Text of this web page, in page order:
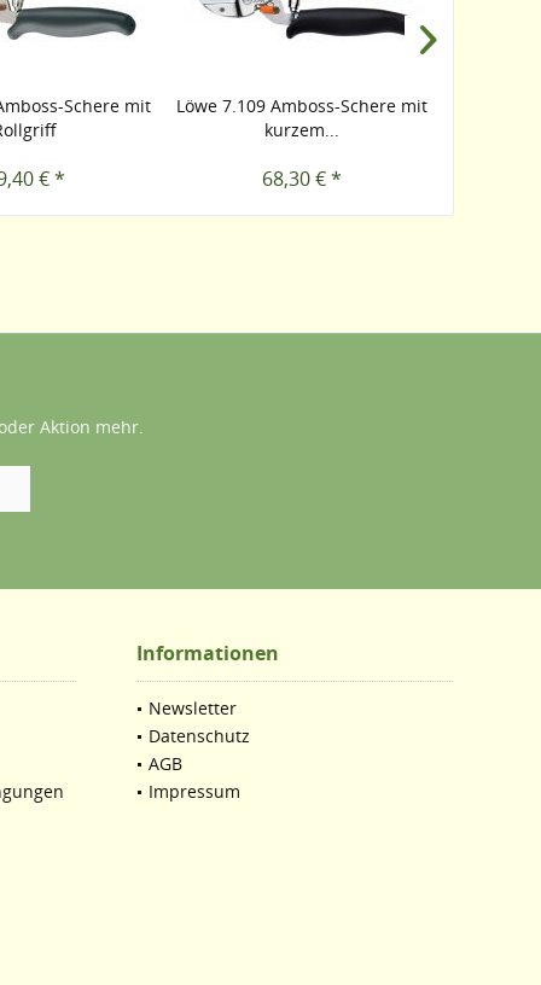
Schere mit
€ *
Löwe 7.109 Amboss-Schere mit
kurzem...
68,30 € *
Aktion mehr.
Informationen
Newsletter
Datenschutz
AGB
Impressum